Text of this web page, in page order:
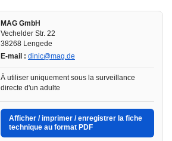
MAG GmbH
Vechelder Str. 22
38268 Lengede
E-mail : dinic@mag.de
À utiliser uniquement sous la surveillance
directe d'un adulte
Afficher / imprimer / enregistrer la fiche
technique au format PDF